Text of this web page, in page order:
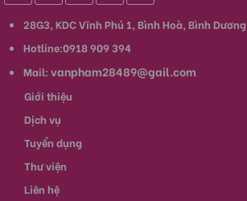
28G3, KDC Vĩnh Phú 1, Bình Hoà, Bình Dương
Hotline:0918 909 394
Mail: vanpham28489@gail.com
Giới thiệu
Dịch vụ
Tuyển dụng
Thư viện
Liên hệ